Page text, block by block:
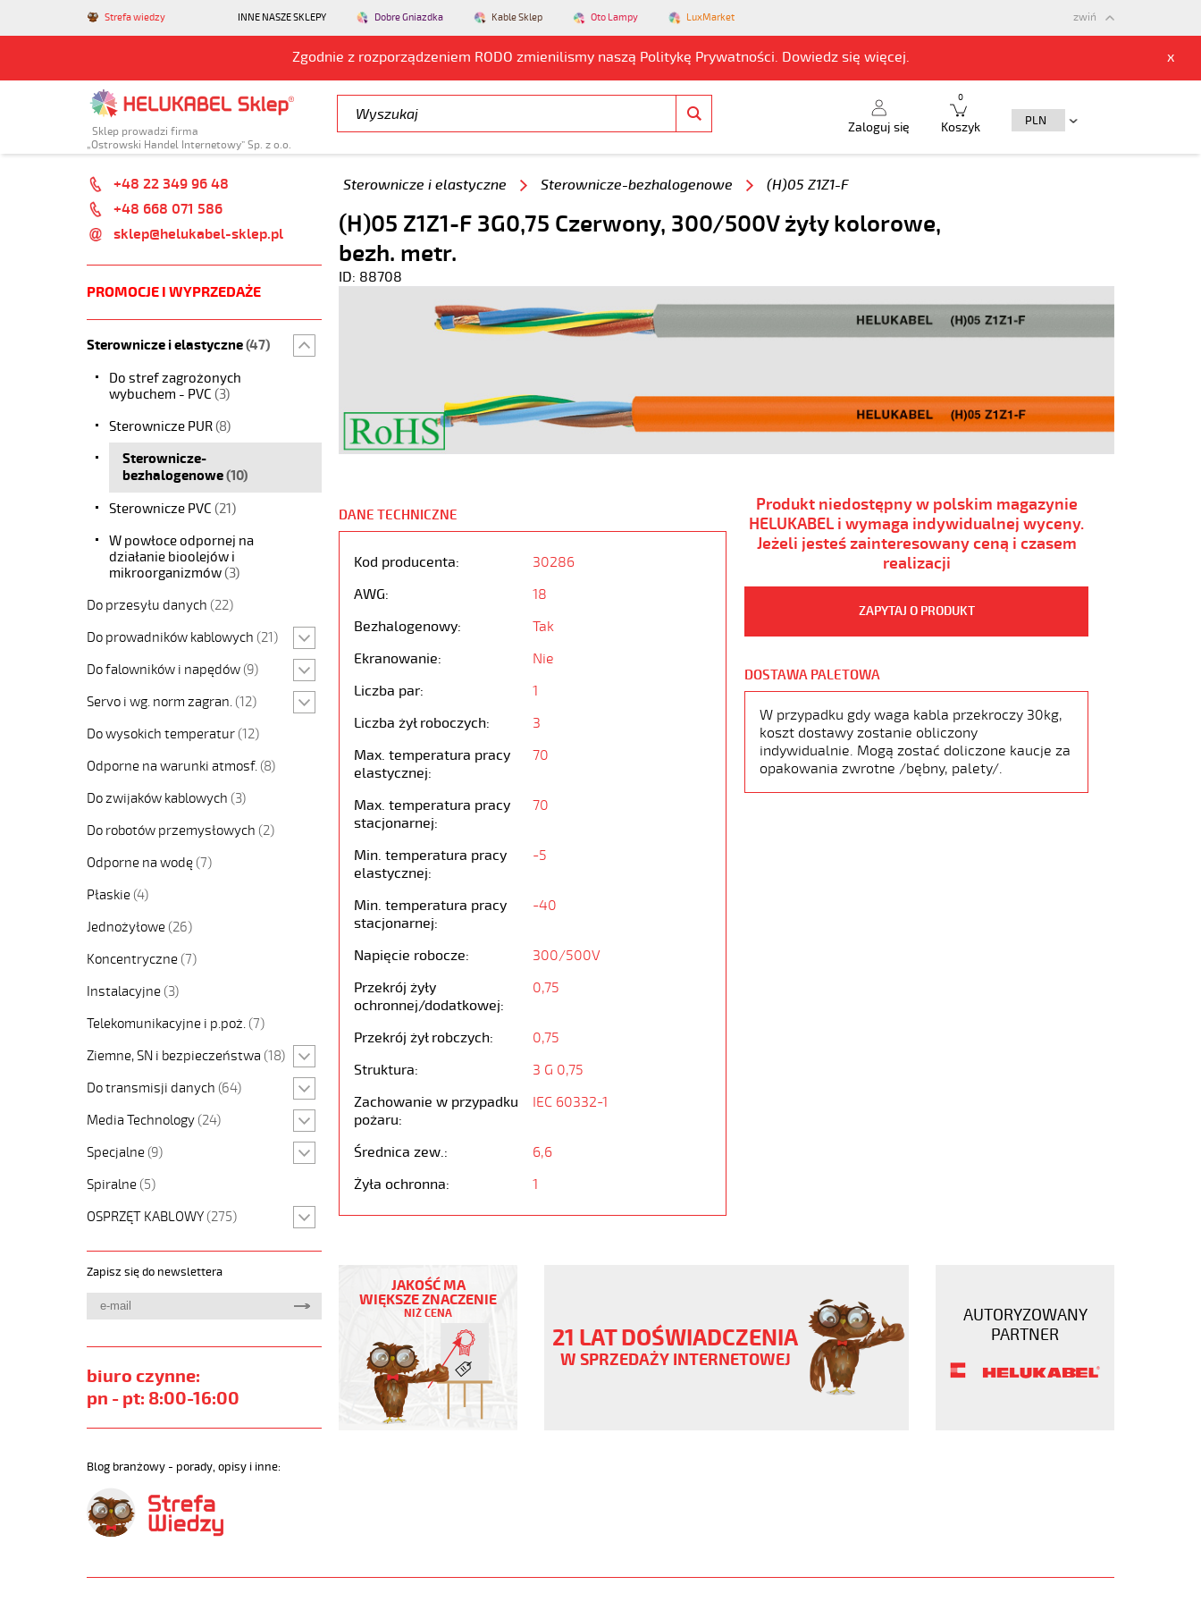
Strefa wiedzy INNE NASZE SKLEPY Dobre Gniazdka Kable Sklep Oto Lampy LuxMarket
Zgodnie z rozporządzeniem RODO zmienilismy naszą Politykę Prywatności. Dowiedz się więcej. x
zwiń
Sklep prowadzi firma
„Ostrowski Handel Internetowy” Sp. z o.o.
Zaloguj się Koszyk
0
+48 22 349 96 48
+48 668 071 586
sklep@helukabel-sklep.pl
PROMOCJE I WYPRZEDAŻE
Sterownicze i elastyczne(47)
Do stref zagrożonych
wybuchem - PVC (3)
Sterownicze PUR(8)
Sterownicze-
bezhalogenowe(10)
Sterownicze PVC (21)
W powłoce odpornej na
działanie bioolejów i
mikroorganizmów(3)
Do przesyłu danych (22)
Do prowadników kablowych (21)
Do falowników i napędów (9)
Servo i wg. norm zagran. (12)
Do wysokich temperatur (12)
Odporne na warunki atmosf. (8)
Do zwijaków kablowych (3)
Do robotów przemysłowych (2)
Odporne na wodę (7)
Płaskie (4)
Jednożyłowe (26)
Koncentryczne (7)
Instalacyjne (3)
Telekomunikacyjne i p.poż. (7)
Ziemne, SN i bezpieczeństwa (18)
Do transmisji danych (64)
Media Technology (24)
Specjalne (9)
Spiralne (5)
OSPRZĘT KABLOWY (275)
Zapisz się do newslettera
biuro czynne:
pn - pt: 8:00-16:00
Blog branżowy - porady, opisy i inne:
Sterownicze i elastyczne Sterownicze-bezhalogenowe (H)05 Z1Z1-F
(H)05 Z1Z1-F 3G0,75 Czerwony, 300/500V żyły kolorowe,
bezh. metr.
ID: 88708
DANE TECHNICZNE
Kod producenta:
30286
AWG:
18
Bezhalogenowy:
Tak
Ekranowanie:
Nie
Liczba par:
1
Liczba żył roboczych:
3
Max. temperatura pracy
elastycznej:
70
Max. temperatura pracy
stacjonarnej:
70
Min. temperatura pracy
elastycznej:
-5
Min. temperatura pracy
stacjonarnej:
-40
Napięcie robocze:
300/500V
Przekrój żyły
ochronnej/dodatkowej:
0,75
Przekrój żył robczych:
0,75
Struktura:
3 G 0,75
Zachowanie w przypadku
pożaru:
IEC 60332-1
Średnica zew.:
6,6
Żyła ochronna:
1
Produkt niedostępny w polskim magazynie
HELUKABEL i wymaga indywidualnej wyceny.
Jeżeli jesteś zainteresowany ceną i czasem
realizacji
ZAPYTAJ O PRODUKT
DOSTAWA PALETOWA
W przypadku gdy waga kabla przekroczy 30kg,
koszt dostawy zostanie obliczony
indywidualnie. Mogą zostać doliczone kaucje za
opakowania zwrotne /bębny, palety/.
3G0,75
300/500V
kolorowe,
z1z1-
JAKOŚĆ MA
WIĘKSZE ZNACZENIE
NIŻ CENA
21 LAT DOŚWIADCZENIA
W SPRZEDAŻY INTERNETOWEJ
AUTORYZOWANY
PARTNER